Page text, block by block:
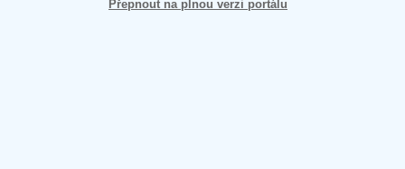
Přepnout na plnou verzi portálu